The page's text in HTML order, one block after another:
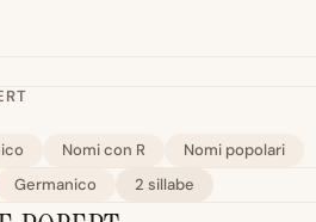
Nomi con R
Nomi popolari
Germanico 2 sillabe